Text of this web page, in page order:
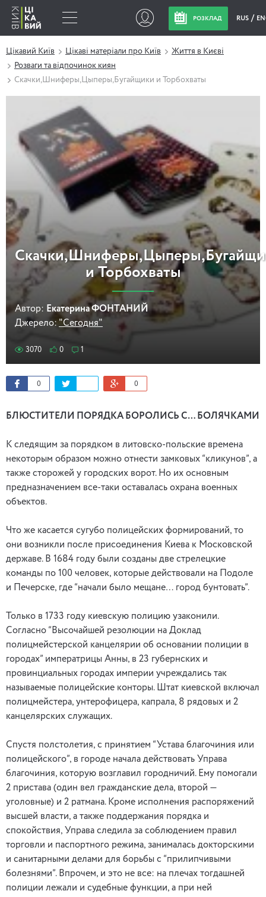
РОЗКЛАД RUS
Цікавий Київ Цікаві матеріали про Київ
Життя в Києві
Розваги та відпочинок киян
Скачки,Шниферы,Цыперы,Бугайщики и Торбохваты
и Торбохваты
Автор: Екатерина ФОНТАНИЙ
Джерело: "Сегодня"
3070 0 1
0 0
БЛЮСТИТЕЛИ ПОРЯДКА БОРОЛИСЬ С… БОЛЯЧКАМИ
К следящим за порядком в литовско-польские времена
некоторым образом можно отнести замковых “кликунов”, а
также сторожей у городских ворот. Но их основным
предназначением все-таки оставалась охрана военных
объектов.
Что же касается сугубо полицейских формирований, то
они возникли после присоединения Киева к Московской
державе. В 1684 году были созданы две стрелецкие
команды по 100 человек, которые действовали на Подоле
и Печерске, где “начали было мещане… город бунтовать”.
Только в 1733 году киевскую полицию узаконили.
Согласно “Высочайшей резолюции на Доклад
полицмейстерской канцелярии об основании полиции в
городах” императрицы Анны, в 23 губернских и
провинциальных городах империи учреждались так
называемые полицейские конторы. Штат киевской включал
полицмейстера, унтерофицера, капрала, 8 рядовых и 2
канцелярских служащих.
Спустя полстолетия, с принятием “Устава благочиния или
полицейского”, в городе начала действовать Управа
благочиния, которую возглавил городничий. Ему помогали
2 пристава (один вел гражданские дела, второй —
уголовные) и 2 ратмана. Кроме исполнения распоряжений
высшей власти, а также поддержания порядка и
спокойствия, Управа следила за соблюдением правил
торговли и паспортного режима, занималась докторскими
и санитарными делами для борьбы с “прилипчивыми
болезнями”. Впрочем, и это не все: на плечах тогдашней
полиции лежали и судебные функции, а при ней